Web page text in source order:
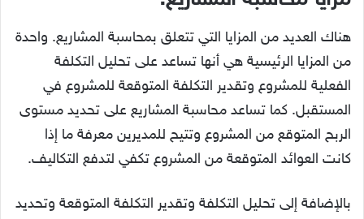
هناك العديد من المزايا التي تتعلق بمحاسبة المشاريع. واحدة
من المزايا الرئيسية هي أنها تساعد على تحليل التكلفة
الفعلية للمشروع وتقدير التكلفة المتوقعة للمشروع في
المستقبل. كما تساعد محاسبة المشاريع على تحديد مستوى
الربح المتوقع من المشروع وتتيح للمديرين معرفة ما إذا
كانت العوائد المتوقعة من المشروع تكفي لتدفع التكاليف.
بالإضافة إلى تحليل التكلفة وتقدير التكلفة المتوقعة وتحديد